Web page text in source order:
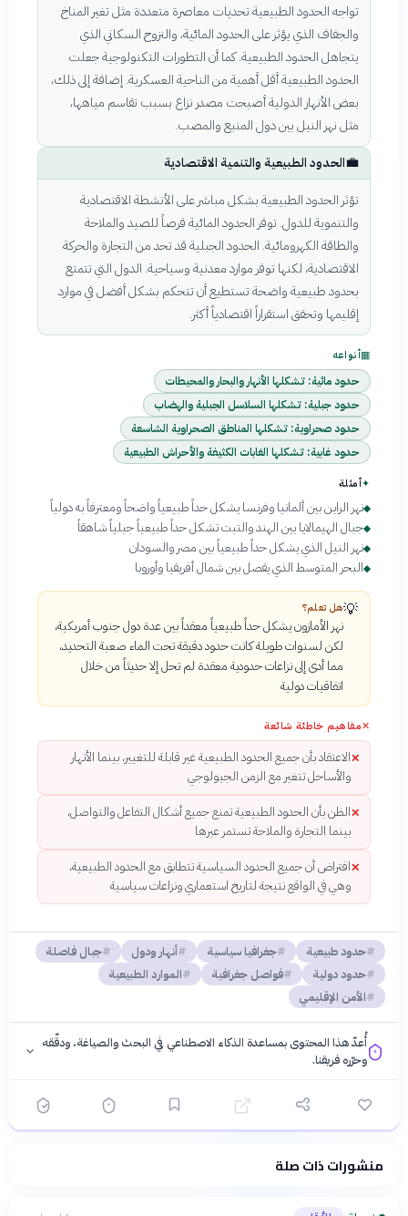
تواجه الحدود الطبيعية تحديات معاصرة متعددة مثل تغير المناخ
والجفاف الذي يؤثر على الحدود المائية، والنزوح السكاني الذي
يتجاهل الحدود الطبيعية. كما أن التطورات التكنولوجية جعلت
الحدود الطبيعية أقل أهمية من الناحية العسكرية. إضافة إلى ذلك،
بعض الأنهار الدولية أصبحت مصدر نزاع بسبب تقاسم مياهها،
مثل نهر النيل بين دول المنبع والمصب.
💼الحدود الطبيعية والتنمية الاقتصادية
تؤثر الحدود الطبيعية بشكل مباشر على الأنشطة الاقتصادية
والتنموية للدول. توفر الحدود المائية فرصاً للصيد والملاحة
والطاقة الكهرومائية. الحدود الجبلية قد تحد من التجارة والحركة
الاقتصادية، لكنها توفر موارد معدنية وسياحية. الدول التي تتمتع
بحدود طبيعية واضحة تستطيع أن تتحكم بشكل أفضل في موارد
إقليمها وتحقق استقراراً اقتصادياً أكثر.
▦أنواعه
حدود مائية: تشكلها الأنهار والبحار والمحيطات
حدود جبلية: تشكلها السلاسل الجبلية والهضاب
حدود صحراوية: تشكلها المناطق الصحراوية الشاسعة
حدود غابية: تشكلها الغابات الكثيفة والأحراش الطبيعية
✦أمثلة
◆نهر الراين بين ألمانيا وفرنسا يشكل حداً طبيعياً واضحاً ومعترفاً به دولياً
◆جبال الهيمالايا بين الهند والتبت تشكل حداً طبيعياً جبلياً شاهقاً
◆نهر النيل الذي يشكل حداً طبيعياً بين مصر والسودان
◆البحر المتوسط الذي يفصل بين شمال أفريقيا وأوروبا
💡هل تعلم؟
نهر الأمازون يشكل حداً طبيعياً معقداً بين عدة دول جنوب أمريكية،
لكن لسنوات طويلة كانت حدود دقيقة تحت الماء صعبة التحديد،
مما أدى إلى نزاعات حدودية معقدة لم تحل إلا حديثاً من خلال
اتفاقيات دولية
✕مفاهيم خاطئة شائعة
✕الاعتقاد بأن جميع الحدود الطبيعية غير قابلة للتغيير، بينما الأنهار
والأساحل تتغير مع الزمن الجيولوجي
✕الظن بأن الحدود الطبيعية تمنع جميع أشكال التفاعل والتواصل،
بينما التجارة والملاحة تستمر عبرها
✕افتراض أن جميع الحدود السياسية تتطابق مع الحدود الطبيعية،
وهي في الواقع نتيجة لتاريخ استعماري ونزاعات سياسية
حدود طبيعية جغرافيا سياسية أنهار ودول
جبال فاصلة
حدود دولية
فواصل جغرافية
الموارد الطبيعية
الأمن الإقليمي
أُعدّ هذا المحتوى بمساعدة الذكاء الاصطناعي في البحث والصياغة، ودقّقه
وحرّره فريقنا.
فلسفتنا المعرفية· سياسة الذكاء الاصطناعيمنشورات ذات صلة